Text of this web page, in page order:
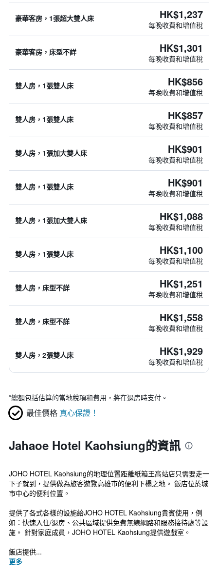
豪華客房，1張超大雙人床 HK$1,237
每晚收費和增值稅
豪華客房，床型不詳 HK$1,301
每晚收費和增值稅
雙人房，1張雙人床 HK$856
每晚收費和增值稅
雙人房，1張雙人床 HK$857
每晚收費和增值稅
雙人房，1張加大雙人床 HK$901
每晚收費和增值稅
雙人房，1張雙人床 HK$901
每晚收費和增值稅
雙人房，1張加大雙人床 HK$1,088
每晚收費和增值稅
雙人房，1張雙人床 HK$1,100
每晚收費和增值稅
雙人房，床型不詳 HK$1,251
每晚收費和增值稅
雙人房，床型不詳 HK$1,558
每晚收費和增值稅
雙人房，2張雙人床 HK$1,929
每晚收費和增值稅
*總額包括估算的當地稅項和費用，將在退房時支付。
最佳價格 真心保證！
Jahaoe Hotel Kaohsiung的資訊
JOHO HOTEL Kaohsiung的地理位置距離紙箱王高站店只需要走一
下子就到，提供做為旅客遊覽高雄市的便利下榻之地。 飯店位於城
市中心的便利位置。
提供了各式各樣的設施給JOHO HOTEL Kaohsiung貴賓使用，例
如：快速入住/退房、公共區域提供免費無線網路和服務接待處等設
施。 針對家庭成員，JOHO HOTEL Kaohsiung提供遊戲室。
飯店提供...
更多